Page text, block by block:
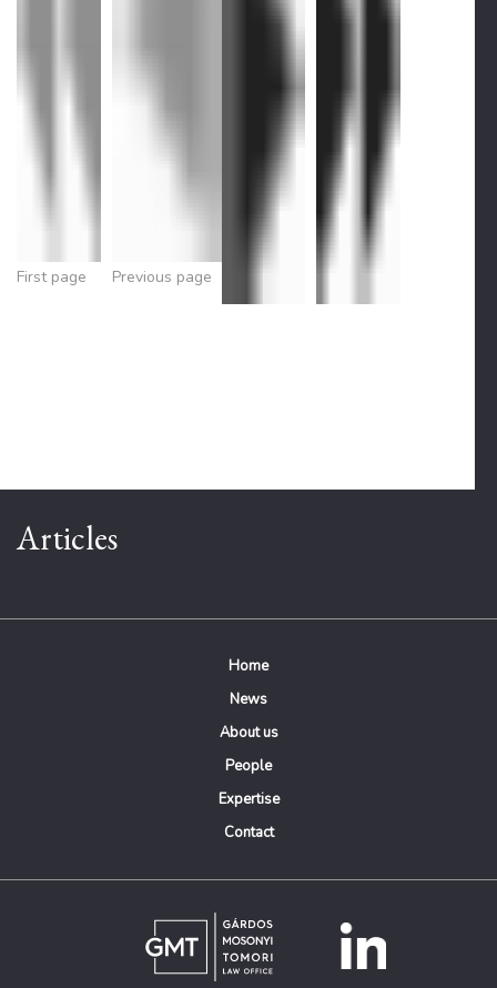
First page Previous page
Articles
Home
News
About us
People
Expertise
Contact